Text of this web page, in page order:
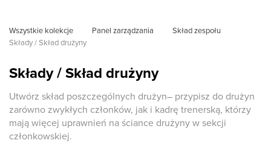
Wszystkie kolekcje Panel zarządzania
Skład zespołu
Składy / Skład drużyny
Składy / Skład drużyny
Utwórz skład poszczególnych drużyn– przypisz do drużyn
zarówno zwykłych członków, jak i kadrę trenerską, którzy
mają więcej uprawnień na ściance drużyny w sekcji
członkowskiej.